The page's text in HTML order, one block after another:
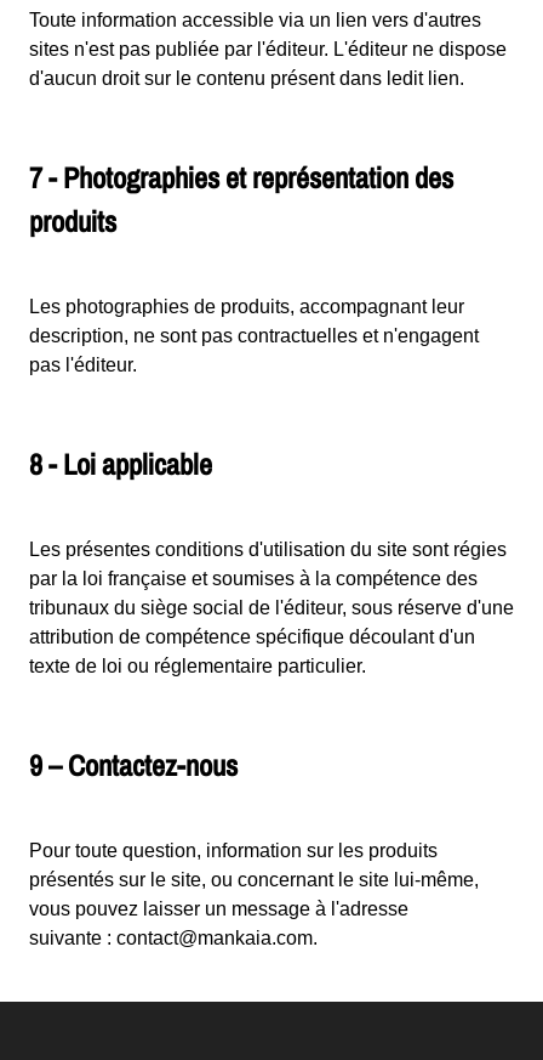
Toute information accessible via un lien vers d'autres
sites n'est pas publiée par l'éditeur. L'éditeur ne dispose
d'aucun droit sur le contenu présent dans ledit lien.
7 - Photographies et représentation des
produits
Les photographies de produits, accompagnant leur
description, ne sont pas contractuelles et n'engagent
pas l'éditeur.
8 - Loi applicable
Les présentes conditions d'utilisation du site sont régies
par la loi française et soumises à la compétence des
tribunaux du siège social de l'éditeur, sous réserve d'une
attribution de compétence spécifique découlant d'un
texte de loi ou réglementaire particulier.
9 – Contactez-nous
Pour toute question, information sur les produits
présentés sur le site, ou concernant le site lui-même,
vous pouvez laisser un message à l'adresse
suivante : contact@mankaia.com.